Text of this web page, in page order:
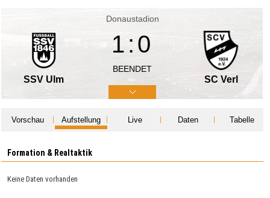
Donaustadion
SSV Ulm
1:0
BEENDET
SC Verl
Vorschau Aufstellung Live Daten Tabelle
Formation & Realtaktik
Keine Daten vorhanden